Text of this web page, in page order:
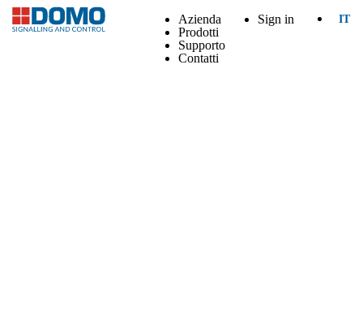
Azienda
Prodotti
Supporto
Contatti
Sign in IT